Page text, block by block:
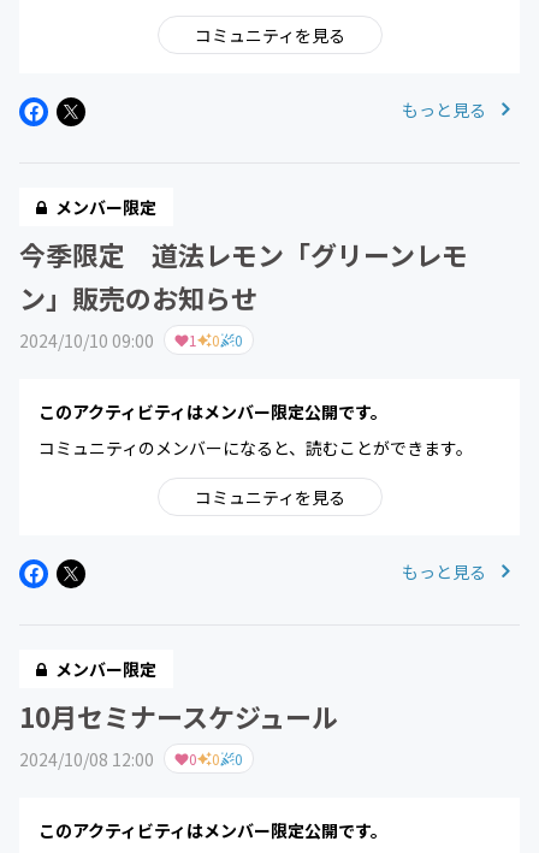
コミュニティを見る
もっと見る
メンバー限定
今季限定 道法レモン「グリーンレモ
ン」販売のお知らせ
2024/10/10 09:00 1 0 0
このアクティビティはメンバー限定公開です。
コミュニティのメンバーになると、読むことができます。
コミュニティを見る
もっと見る
メンバー限定
10月セミナースケジュール
2024/10/08 12:00 0 0 0
このアクティビティはメンバー限定公開です。